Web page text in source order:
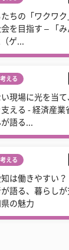
たちの「ワクワク
を目指す – 「み
ゲ...
える
い現場に光を当
える - 経済産業
語る...
える
知は働きやすい
語る、暮らしが
の魅力